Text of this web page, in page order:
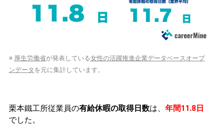
※ 厚生労働省が発表している女性の活躍推進企業データベースオープ
ンデータ を元に集計しています。
栗本鐵工所従業員の有給休暇の取得日数は、 年間11.8日
でした。